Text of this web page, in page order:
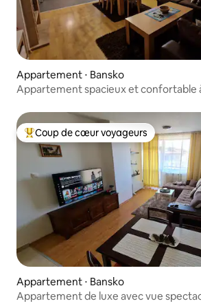
Appartement ⋅ Bansko
Appartement spacieux et confortable
Coups de cœur voyageurs les plus
Coup de cœur voyageurs
Appartement ⋅ Bansko
Appartement de luxe avec vue